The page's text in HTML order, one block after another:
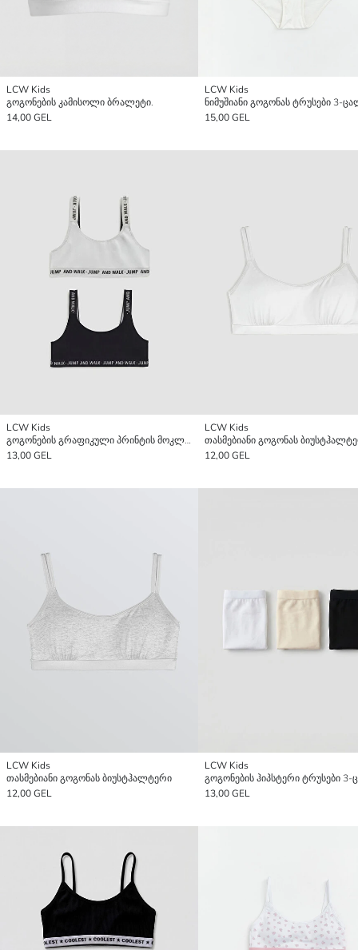
LCW Kids
გოგონების კამისოლი ბრალეტი.
14,00 GEL
LCW Kids
15,00 GEL
LCW Kids
გოგონების გრაფიკული პრინტის მოკლე ტოპი, ორი ცალი
13,00 GEL
LCW Kids
12,00 GEL
LCW Kids
თასმებიანი გოგონას ბიუსტჰალტერი
12,00 GEL
LCW Kids
13,00 GEL